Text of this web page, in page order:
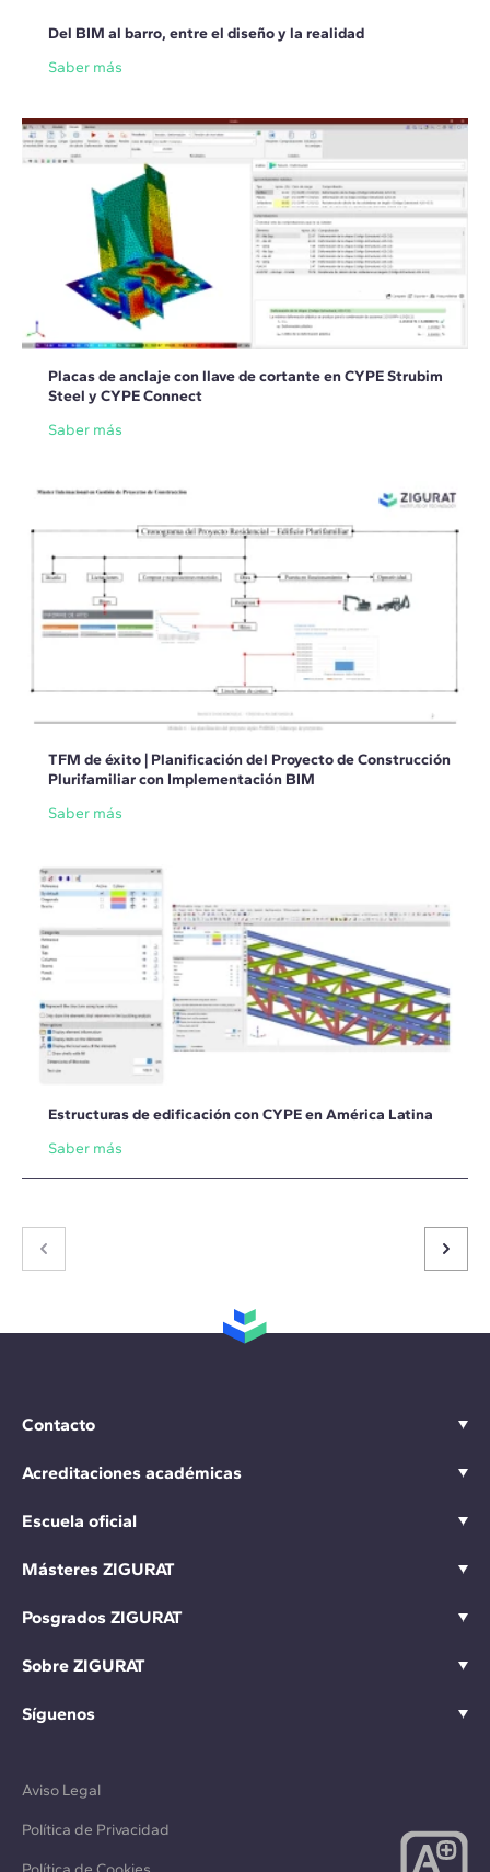
Del BIM al barro, entre el diseño y la realidad
Saber más
Placas de anclaje con llave de cortante en CYPE Strubim
Steel y CYPE Connect
Saber más
TFM de éxito | Planificación del Proyecto de Construcción
Plurifamiliar con Implementación BIM
Saber más
Estructuras de edificación con CYPE en América Latina
Saber más
Contacto
Acreditaciones académicas
Escuela oficial
Másteres ZIGURAT
Posgrados ZIGURAT
Sobre ZIGURAT
Síguenos
Aviso Legal
Política de Privacidad